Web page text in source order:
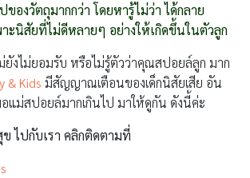
องวัตถุมากกว่า โดยหารู้ไม่ว่า ได้กลาย
ะนิสัยที่ไม่ดีหลายๆ อย่างให้เกิดขึ้นในตัวลูก
ไม่ยอมรับ หรือไม่รู้ตัวว่าคุณสปอยล์ลูก มาก
& Kids มีสัญญาณเตือนของเด็กนิสัยเสีย อัน
แม่สปอยล์มากเกินไป มาให้ดูกัน ดังนี้ค่ะ
ข ไปกับเรา คลิกติดตามที่